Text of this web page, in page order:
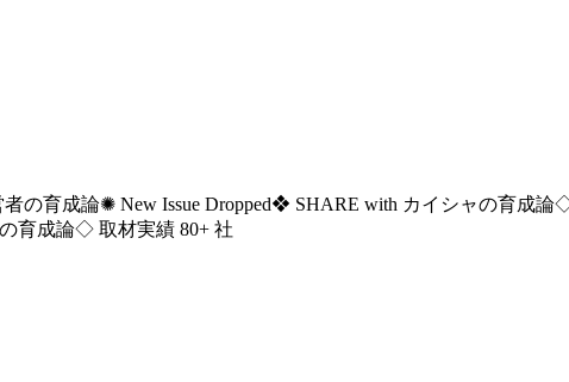
の育成論✺ New Issue Dropped❖ SHARE with カイシャの育成論◇
育成論◇ 取材実績 80+ 社